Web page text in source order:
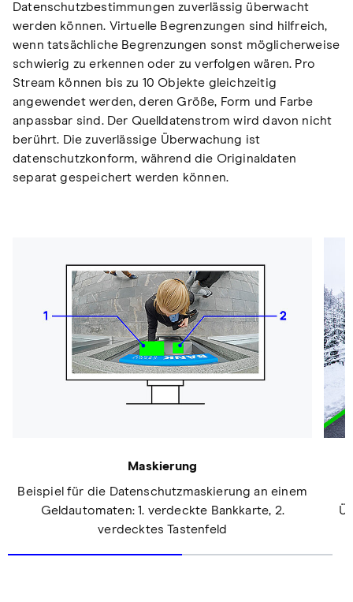
Datenschutzbestimmungen zuverlässig überwacht
werden können. Virtuelle Begrenzungen sind hilfreich,
wenn tatsächliche Begrenzungen sonst möglicherweise
schwierig zu erkennen oder zu verfolgen wären. Pro
Stream können bis zu 10 Objekte gleichzeitig
angewendet werden, deren Größe, Form und Farbe
anpassbar sind. Der Quelldatenstrom wird davon nicht
berührt. Die zuverlässige Überwachung ist
datenschutzkonform, während die Originaldaten
separat gespeichert werden können.
Maskierung
Beispiel für die Datenschutzmaskierung an einem
Geldautomaten: 1. verdeckte Bankkarte, 2.
verdecktes Tastenfeld